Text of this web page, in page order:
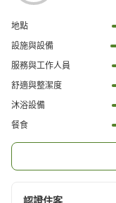
地點
設施與設備
服務與工作人員
舒適與整潔度
沐浴設備
餐食